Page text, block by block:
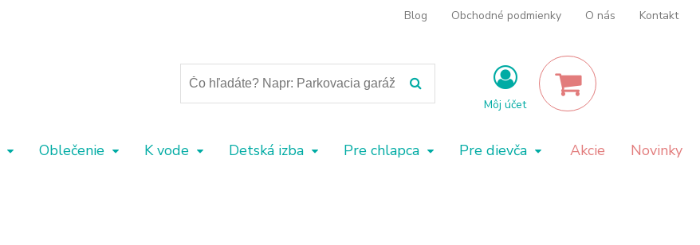
Blog Obchodné podmienky O nás Kontakt
Môj účet
Oblečenie K vode Detská izba Pre chlapca Pre dievča Akcie Novinky